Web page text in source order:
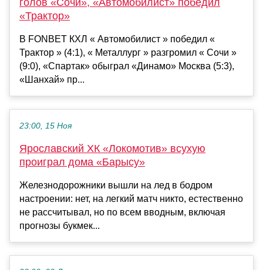
«Трактор»
В FONBET КХЛ « Автомобилист » победил «
Трактор » (4:1), « Металлург » разгромил « Сочи »
(9:0), «Спартак» обыграл «Динамо» Москва (5:3),
«Шанхай» пр...
23:00, 15 Ноя
Ярославский ХК «Локомотив» всухую
проиграл дома «Барысу»
Железнодорожники вышли на лед в бодром
настроении: нет, на легкий матч никто, естественно
не рассчитывал, но по всем вводным, включая
прогнозы букмек...